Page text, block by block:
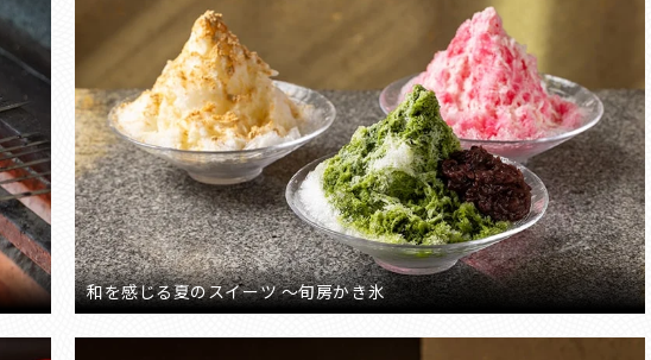
和を感じる夏のスイーツ ～旬房かき氷